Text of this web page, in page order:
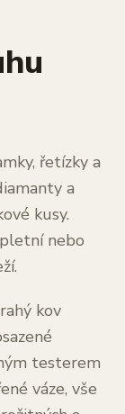
řetízky a
a
kusy.
nebo
kov
testerem
váze, vše